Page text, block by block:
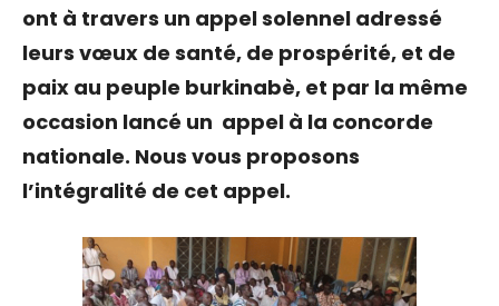
ont à travers un appel solennel adressé
leurs vœux de santé, de prospérité, et de
paix au peuple burkinabè, et par la même
occasion lancé un appel à la concorde
nationale. Nous vous proposons
l’intégralité de cet appel.